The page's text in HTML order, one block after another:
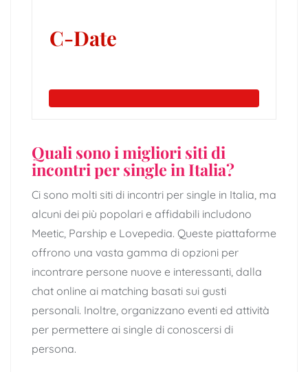
C-Date
Quali sono i migliori siti di
incontri per single in Italia?
Ci sono molti siti di incontri per single in Italia, ma
alcuni dei più popolari e affidabili includono
Meetic, Parship e Lovepedia. Queste piattaforme
offrono una vasta gamma di opzioni per
incontrare persone nuove e interessanti, dalla
chat online ai matching basati sui gusti
personali. Inoltre, organizzano eventi ed attività
per permettere ai single di conoscersi di
persona.